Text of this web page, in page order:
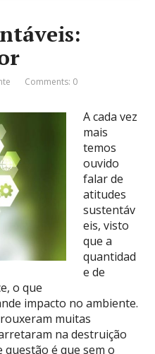
Comments: 0
A cada vez
mais
temos
ouvido
falar de
atitudes
sustentáv
eis, visto
que a
quantidad
e de
o que
impacto no ambiente.
muitas
na destruição
é que sem o